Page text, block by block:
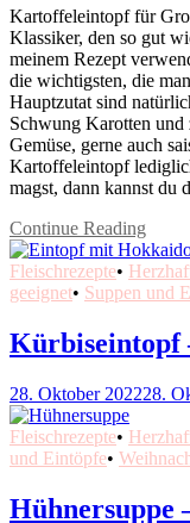
Kartoffeleintopf für
Klassiker, den so gut
meinem Rezept
die wichtigsten, die
Hauptzutat sind
Schwung Karotten und
Gemüse, gerne auch
Kartoffeleintopf
magst, dann kannst
Continue Reading
Fleischrezepte•
geeignet• Suppen und
Kürbiseintopf
28. Oktober 202228.
Fleischrezepte•
und Eintöpfe•
Hühnersuppe